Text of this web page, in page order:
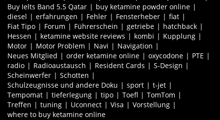
Buy Ielts Band 5.5 Qatar
buy ketamine powder online
diesel
erfahrungen Fehler Fensterheber
fiat
Fiat Tipo
Forum Führerschein getriebe
hatchback
Hessen
ketamine website reviews kombi
Kupplung
Motor
Motor Problem Navi
Navigation
Neues Mitglied
order ketamine online oxycodone
PTE
radio
Radioaustausch Resident Cards
S-Design
Scheinwerfer
Schotten
Schulzeugnisse und andere Doku
sport
t-jet
Tempomat
tieferlegung tipo Toefl
TomTom
Treffen
tuning Uconnect Visa
Vorstellung
where to buy ketamine online